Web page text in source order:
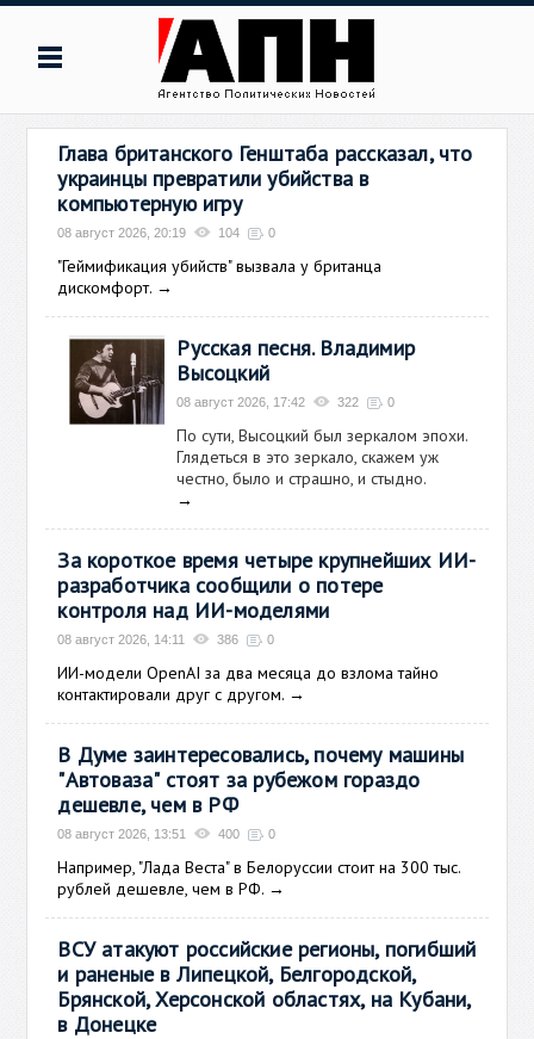
Глава британского Генштаба рассказал, что
украинцы превратили убийства в
компьютерную игру
08 август 2026, 20:19 104 0
"Геймификация убийств" вызвала у британца
дискомфорт. →
Русская песня. Владимир
Высоцкий
08 август 2026, 17:42 322 0
По сути, Высоцкий был зеркалом эпохи.
Глядеться в это зеркало, скажем уж
честно, было и страшно, и стыдно.
→
За короткое время четыре крупнейших ИИ-
разработчика сообщили о потере
контроля над ИИ-моделями
08 август 2026, 14:11 386 0
ИИ-модели OpenAI за два месяца до взлома тайно
контактировали друг с другом. →
В Думе заинтересовались, почему машины
"Автоваза" стоят за рубежом гораздо
дешевле, чем в РФ
08 август 2026, 13:51 400 0
Например, "Лада Веста" в Белоруссии стоит на 300 тыс.
рублей дешевле, чем в РФ. →
ВСУ атакуют российские регионы, погибший
и раненые в Липецкой, Белгородской,
Брянской, Херсонской областях, на Кубани,
в Донецке